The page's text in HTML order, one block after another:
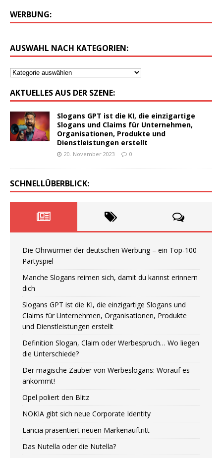
WERBUNG:
AUSWAHL NACH KATEGORIEN:
AKTUELLES AUS DER SZENE:
Slogans GPT ist die KI, die einzigartige
Slogans und Claims für Unternehmen,
Organisationen, Produkte und
Dienstleistungen erstellt
20. November 2023 0
SCHNELLÜBERBLICK:
Die Ohrwürmer der deutschen Werbung – ein Top-100
Partyspiel
Manche Slogans reimen sich, damit du kannst erinnern
dich
Slogans GPT ist die KI, die einzigartige Slogans und
Claims für Unternehmen, Organisationen, Produkte
und Dienstleistungen erstellt
Definition Slogan, Claim oder Werbespruch… Wo liegen
die Unterschiede?
Der magische Zauber von Werbeslogans: Worauf es
ankommt!
Opel poliert den Blitz
NOKIA gibt sich neue Corporate Identity
Lancia präsentiert neuen Markenauftritt
Das Nutella oder die Nutella?